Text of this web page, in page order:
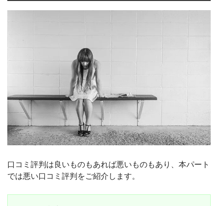
予約なんですが、私が専業主婦で日にちに融通が効く
のもあり、特に取りづらいとかはなかったです😆♪
口コミ評判は良いものもあれば悪いものもあり、本パート
では悪い口コミ評判をご紹介します。